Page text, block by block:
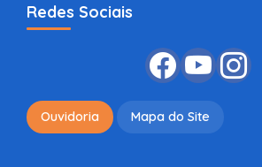
Redes Sociais
Ouvidoria Mapa do Site